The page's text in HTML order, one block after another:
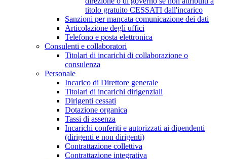
titolo gratuito CESSATI dall'incarico
Sanzioni per mancata comunicazione dei dati
Articolazione degli uffici
Telefono e posta elettronica
Consulenti e collaboratori
Titolari di incarichi di collaborazione o
consulenza
Personale
Incarico di Direttore generale
Titolari di incarichi dirigenziali
Dirigenti cessati
Dotazione organica
Tassi di assenza
Incarichi conferiti e autorizzati ai dipendenti
(dirigenti e non dirigenti)
Contrattazione collettiva
Contrattazione integrativa